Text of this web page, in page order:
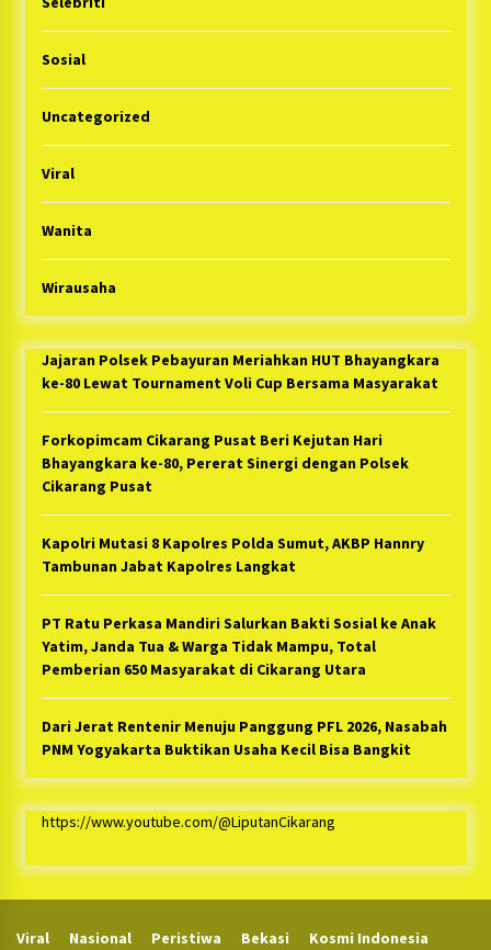
Sosial
Uncategorized
Viral
Wanita
Wirausaha
Jajaran Polsek Pebayuran Meriahkan HUT Bhayangkara
ke-80 Lewat Tournament Voli Cup Bersama Masyarakat
Forkopimcam Cikarang Pusat Beri Kejutan Hari
Bhayangkara ke-80, Pererat Sinergi dengan Polsek
Cikarang Pusat
Kapolri Mutasi 8 Kapolres Polda Sumut, AKBP Hannry
Tambunan Jabat Kapolres Langkat
PT Ratu Perkasa Mandiri Salurkan Bakti Sosial ke Anak
Yatim, Janda Tua & Warga Tidak Mampu, Total
Pemberian 650 Masyarakat di Cikarang Utara
Dari Jerat Rentenir Menuju Panggung PFL 2026, Nasabah
PNM Yogyakarta Buktikan Usaha Kecil Bisa Bangkit
https://www.youtube.com/@LiputanCikarang
Viral Nasional Peristiwa Bekasi Kosmi Indonesia